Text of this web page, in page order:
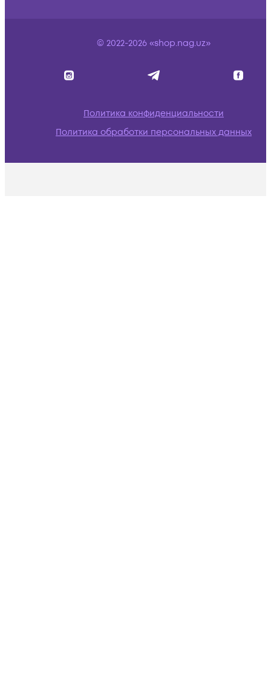
© 2022-2026 «shop.nag.uz»
Политика конфиденциальности
Политика обработки персональных данных